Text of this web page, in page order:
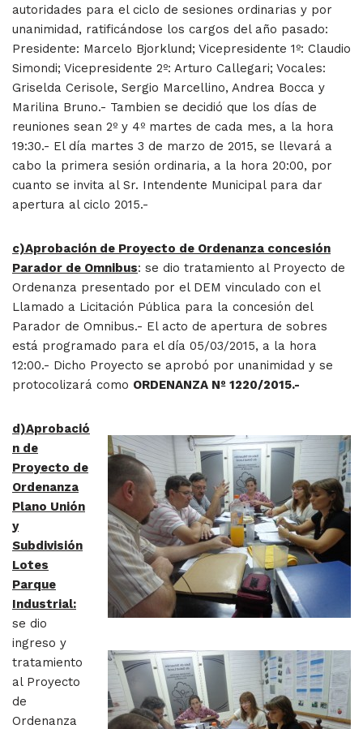
autoridades para el ciclo de sesiones ordinarias y por
unanimidad, ratificándose los cargos del año pasado:
Presidente: Marcelo Bjorklund; Vicepresidente 1º: Claudio
Simondi; Vicepresidente 2º: Arturo Callegari; Vocales:
Griselda Cerisole, Sergio Marcellino, Andrea Bocca y
Marilina Bruno.- Tambien se decidió que los días de
reuniones sean 2º y 4º martes de cada mes, a la hora
19:30.- El día martes 3 de marzo de 2015, se llevará a
cabo la primera sesión ordinaria, a la hora 20:00, por
cuanto se invita al Sr. Intendente Municipal para dar
apertura al ciclo 2015.-
c)Aprobación de Proyecto de Ordenanza concesión
Parador de Omnibus: se dio tratamiento al Proyecto de
Ordenanza presentado por el DEM vinculado con el
Llamado a Licitación Pública para la concesión del
Parador de Omnibus.- El acto de apertura de sobres
está programado para el día 05/03/2015, a la hora
12:00.- Dicho Proyecto se aprobó por unanimidad y se
protocolizará como ORDENANZA Nº 1220/2015.-
d)Aprobació
n de
Proyecto de
Ordenanza
Plano Unión
y
Subdivisión
Lotes
Parque
Industrial:
se dio
ingreso y
tratamiento
al Proyecto
de
Ordenanza